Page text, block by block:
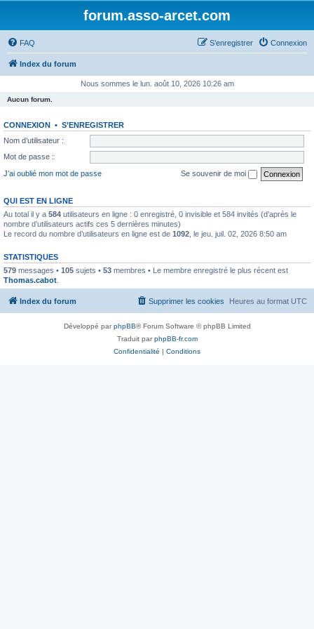
forum.asso-arcet.com
FAQ Connexion
S’enregistrer
Index du forum
Nous sommes le lun. août 10, 2026 10:26 am
Aucun forum.
CONNEXION • S’ENREGISTRER
Nom d’utilisateur :
Mot de passe :
J’ai oublié mon mot de passe
Se souvenir de moi
QUI EST EN LIGNE
Au total il y a 584 utilisateurs en ligne : 0 enregistré, 0 invisible et 584 invités (d’après le
nombre d’utilisateurs actifs ces 5 dernières minutes)
Le record du nombre d’utilisateurs en ligne est de 1092 , le jeu. juil. 02, 2026 8:50 am
STATISTIQUES
579 messages • 105 sujets • 53 membres • Le membre enregistré le plus récent est
Thomas.cabot
Index du forum Heures au format UTC
Supprimer les cookies
Développé parphpBB® Forum Software © phpBB Limited
Traduit parphpBB-fr.com
Confidentialité | Conditions